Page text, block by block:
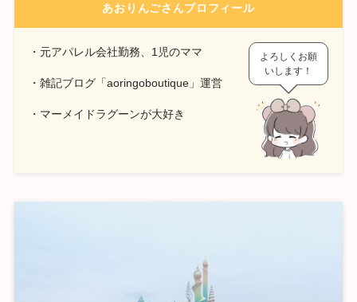
あおりんごさんプロフィール
・元アパレル会社勤務、1児のママ
・雑記ブログ「aoringoboutique」運営
・マーメイドラグーンが大好き
よろしくお願
いします！